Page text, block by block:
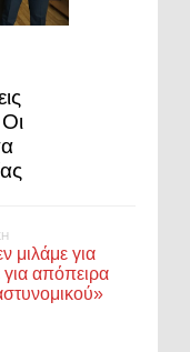
μιλάμε για
απόπειρα